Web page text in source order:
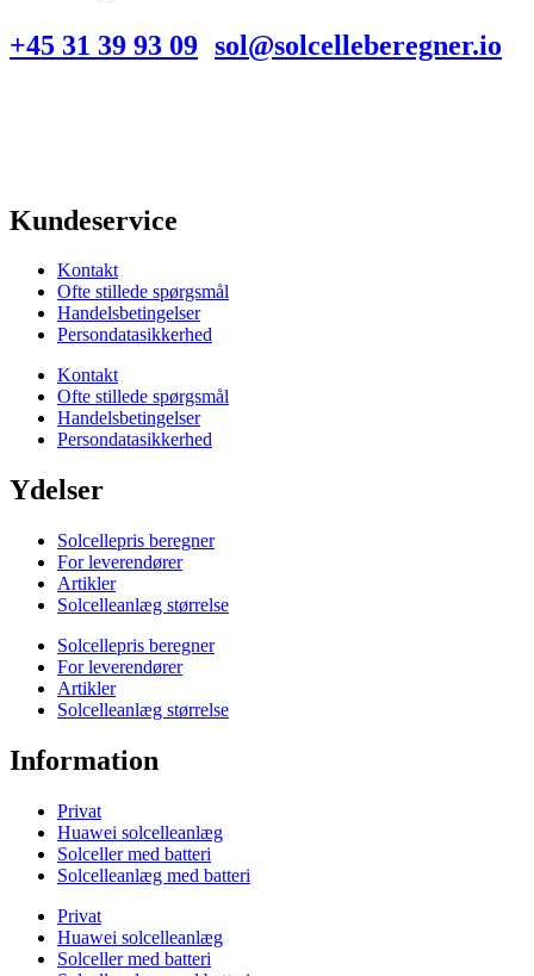
+45 31 39 93 09 sol@solcelleberegner.io
Kundeservice
Kontakt
Ofte stillede spørgsmål
Handelsbetingelser
Persondatasikkerhed
Kontakt
Ofte stillede spørgsmål
Handelsbetingelser
Persondatasikkerhed
Ydelser
Solcellepris beregner
For leverendører
Artikler
Solcelleanlæg størrelse
Solcellepris beregner
For leverendører
Artikler
Solcelleanlæg størrelse
Information
Privat
Huawei solcelleanlæg
Solceller med batteri
Solcelleanlæg med batteri
Privat
Huawei solcelleanlæg
Solceller med batteri